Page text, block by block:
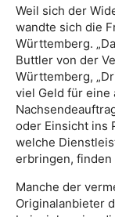
Weil sich der
wandte sich die
Württemberg.
Buttler von der
Württemberg,
viel Geld für eine
oder Einsicht ins
welche
erbringen, finden
Manche der
Originalanbieter